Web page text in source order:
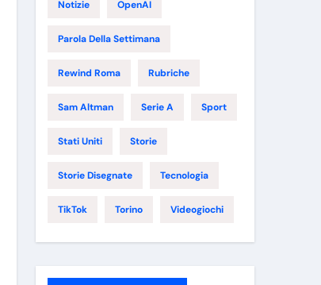
Notizie OpenAI
Parola Della Settimana
Rewind Roma Rubriche
Sam Altman Serie A Sport
Stati Uniti Storie
Storie Disegnate Tecnologia
TikTok Torino Videogiochi